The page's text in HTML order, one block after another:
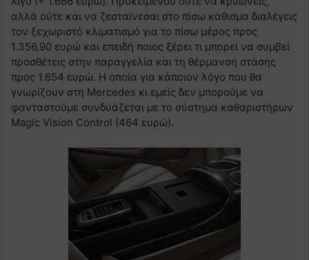
αλλά ούτε και να ζεσταίνεσαι στο πίσω κάθισμα διαλέγεις
τον ξεχωριστό κλιματισμό για το πίσω μέρος προς
1.356,90 ευρώ και επειδή ποιος ξέρει τι μπορεί να συμβεί
προσθέτεις στην παραγγελία και τη θέρμανση στάσης
προς 1.654 ευρώ. Η οποία για κάποιον λόγο που θα
γνωρίζουν στη Mercedes κι εμείς δεν μπορούμε να
φανταστούμε συνδυάζεται με το σύστημα καθαριστήρων
Magic Vision Control (464 ευρώ).